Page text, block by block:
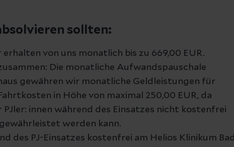
sollten:
von uns monatlich bis zu 669,00 EUR.
Die monatliche Aufwandspauschale
gewähren wir monatliche Geldleistungen für
in Höhe von maximal 250,00 EUR, da
innen während des Einsatzes nicht kostenfrei
werden kann.
des PJ-Einsatzes kostenfrei am Helios Klinikum Bad